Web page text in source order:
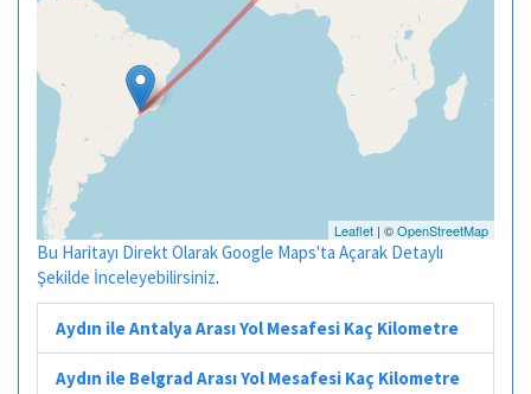
Leaflet | ©OpenStreetMap
Bu Haritayı Direkt Olarak Google Maps'ta Açarak Detaylı
Şekilde İnceleyebilirsiniz.
Aydın ile Antalya Arası Yol Mesafesi Kaç Kilometre
Aydın ile Belgrad Arası Yol Mesafesi Kaç Kilometre